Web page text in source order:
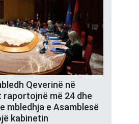
Qeverinë në
më 24 dhe
mbledhja e Asamblesë
kabinetin